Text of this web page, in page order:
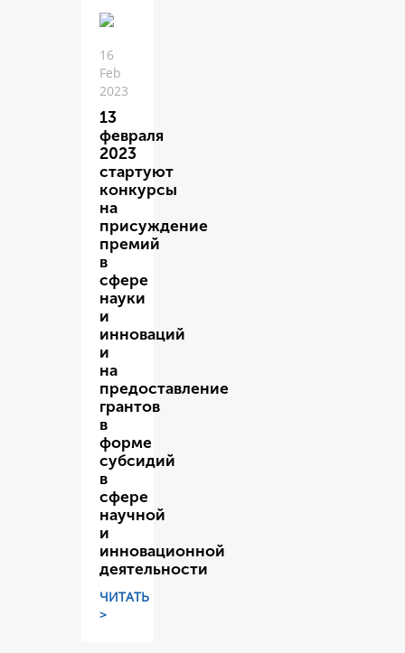
16
Feb
2023
13
февраля
2023
стартуют
конкурсы
на
присуждение
премий
в
сфере
науки
и
инноваций
и
на
предоставление
грантов
в
форме
субсидий
в
сфере
научной
и
инновационной
деятельности
ЧИТАТЬ
>